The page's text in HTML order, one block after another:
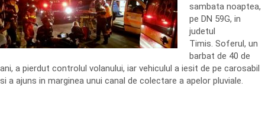
sambata noaptea,
pe DN 59G, in
judetul
Timis. Soferul, un
barbat de 40 de
ani, a pierdut controlul volanului, iar vehiculul a iesit de pe carosabil
si a ajuns in marginea unui canal de colectare a apelor pluviale.